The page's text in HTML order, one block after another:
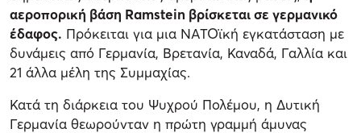
αεροπορική βάση Ramstein βρίσκεται σε γερμανικό
έδαφος. Πρόκειται για μια ΝΑΤΟϊκή εγκατάσταση με
δυνάμεις από Γερμανία, Βρετανία, Καναδά, Γαλλία και
21 άλλα μέλη της Συμμαχίας.
Κατά τη διάρκεια του Ψυχρού Πολέμου, η Δυτική
Γερμανία θεωρούνταν η πρώτη γραμμή άμυνας